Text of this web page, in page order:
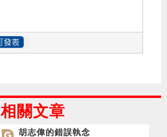
相關文章
胡志偉的錯誤執念